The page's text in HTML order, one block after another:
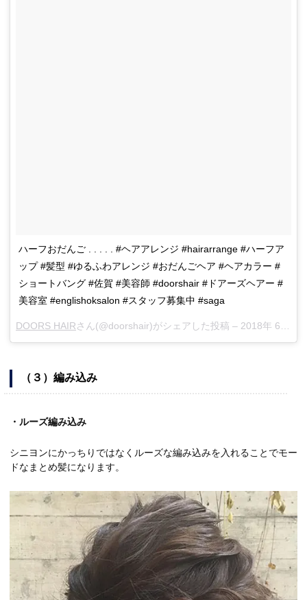
ハーフおだんご . . . . . #ヘアアレンジ #hairarrange #ハーフア
ップ #髪型 #ゆるふわアレンジ #おだんごヘア #ヘアカラー #
ショートバング #佐賀 #美容師 #doorshair #ドアーズヘアー #
美容室 #englishoksalon #スタッフ募集中 #saga
DOORS HAIRさん(@doorshair)がシェアした投稿 – 2018年 6月月29日午前1時39分PDT
（３）編み込み
・ルーズ編み込み
シニヨンにかっちりではなくルーズな編み込みを入れることでモー
ドなまとめ髪になります。